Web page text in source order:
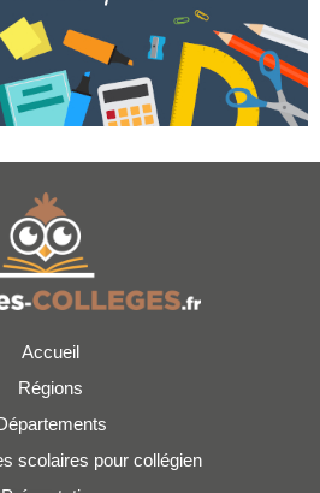
Accueil
Régions
scolaires pour collégien